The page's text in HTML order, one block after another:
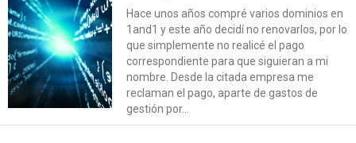
Hace unos años compré varios dominios en
1and1 y este año decidí no renovarlos, por lo
que simplemente no realicé el pago
correspondiente para que siguieran a mi
nombre. Desde la citada empresa me
reclaman el pago, aparte de gastos de
gestión por...